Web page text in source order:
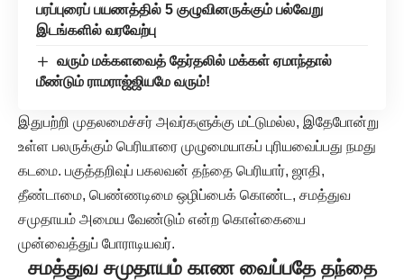
பரப்புரைப் பயணத்தில் 5 குழுவினருக்கும் பல்வேறு
இடங்களில் வரவேற்பு
வரும் மக்களவைத் தேர்தலில் மக்கள் ஏமாந்தால்
மீண்டும் ராமராஜ்ஜியமே வரும்!
இதுபற்றி முதலமைச்சர் அவர்களுக்கு மட்டுமல்ல, இதேபோன்று
உள்ள பலருக்கும் பெரியாரை முழுமையாகப் புரியவைப்பது நமது
கடமை. பகுத்தறிவுப் பகலவன் தந்தை பெரியார், ஜாதி,
தீண்டாமை, பெண்ணடிமை ஒழிப்பைக் கொண்ட, சமத்துவ
சமுதாயம் அமைய வேண்டும் என்ற கொள்கையை
முன்வைத்துப் போராடியவர்.
சமத்துவ சமுதாயம் காண வைப்பதே தந்தை